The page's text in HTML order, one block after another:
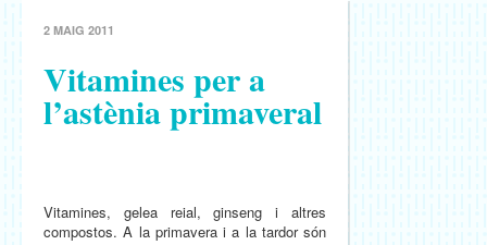
2 MAIG 2011
Vitamines per a
l’astènia primaveral
Vitamines, gelea reial, ginseng i altres
compostos. A la primavera i a la tardor són